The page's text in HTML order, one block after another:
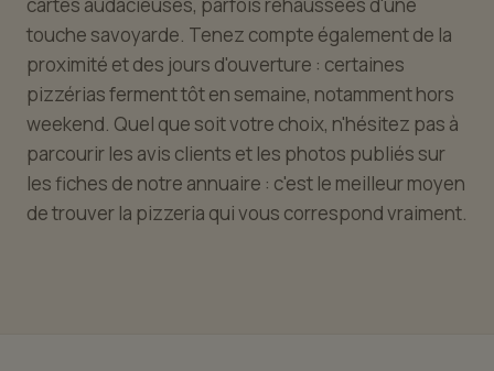
touche savoyarde. Tenez compte également de la
proximité et des jours d'ouverture : certaines
pizzérias ferment tôt en semaine, notamment hors
weekend. Quel que soit votre choix, n'hésitez pas à
parcourir les avis clients et les photos publiés sur
les fiches de notre annuaire : c'est le meilleur moyen
de trouver la pizzeria qui vous correspond vraiment.